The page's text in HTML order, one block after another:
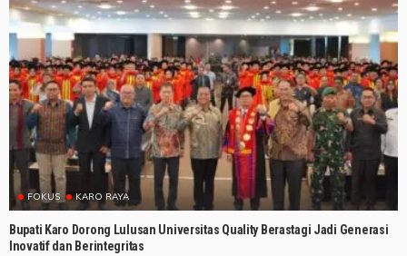
FOKUS KARO RAYA
Bupati Karo Dorong Lulusan Universitas Quality Berastagi Jadi Generasi
Inovatif dan Berintegritas